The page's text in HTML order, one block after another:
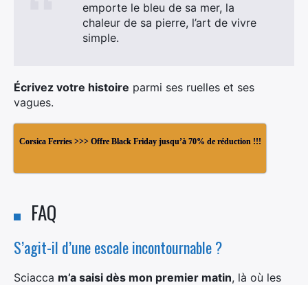
emporte le bleu de sa mer, la
chaleur de sa pierre, l’art de vivre
simple.
Écrivez votre histoire parmi ses ruelles et ses
vagues.
Corsica Ferries >>> Offre Black Friday jusqu’à 70% de réduction !!!
FAQ
S’agit-il d’une escale incontournable ?
Sciacca m’a saisi dès mon premier matin, là où les